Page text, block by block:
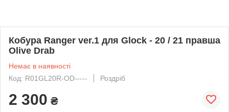
Кобура Ranger ver.1 для Glock - 20 / 21 правша
Olive Drab
Немає в наявності
Код: R01GL20R-OD-----
Роздріб
2 300 ₴